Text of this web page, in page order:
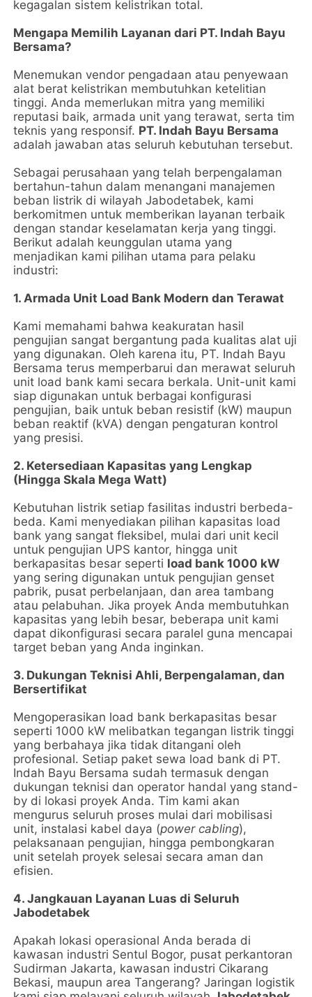
kegagalan sistem kelistrikan total.
Mengapa Memilih Layanan dari PT. Indah Bayu
Bersama?
Menemukan vendor pengadaan atau penyewaan
alat berat kelistrikan membutuhkan ketelitian
tinggi. Anda memerlukan mitra yang memiliki
reputasi baik, armada unit yang terawat, serta tim
teknis yang responsif. PT. Indah Bayu Bersama
adalah jawaban atas seluruh kebutuhan tersebut.
Sebagai perusahaan yang telah berpengalaman
bertahun-tahun dalam menangani manajemen
beban listrik di wilayah Jabodetabek, kami
berkomitmen untuk memberikan layanan terbaik
dengan standar keselamatan kerja yang tinggi.
Berikut adalah keunggulan utama yang
menjadikan kami pilihan utama para pelaku
industri:
1. Armada Unit Load Bank Modern dan Terawat
Kami memahami bahwa keakuratan hasil
pengujian sangat bergantung pada kualitas alat uji
yang digunakan. Oleh karena itu, PT. Indah Bayu
Bersama terus memperbarui dan merawat seluruh
unit load bank kami secara berkala. Unit-unit kami
siap digunakan untuk berbagai konfigurasi
pengujian, baik untuk beban resistif (kW) maupun
beban reaktif (kVA) dengan pengaturan kontrol
yang presisi.
2. Ketersediaan Kapasitas yang Lengkap
(Hingga Skala Mega Watt)
Kebutuhan listrik setiap fasilitas industri berbeda-
beda. Kami menyediakan pilihan kapasitas load
bank yang sangat fleksibel, mulai dari unit kecil
untuk pengujian UPS kantor, hingga unit
berkapasitas besar seperti load bank 1000 kW
yang sering digunakan untuk pengujian genset
pabrik, pusat perbelanjaan, dan area tambang
atau pelabuhan. Jika proyek Anda membutuhkan
kapasitas yang lebih besar, beberapa unit kami
dapat dikonfigurasi secara paralel guna mencapai
target beban yang Anda inginkan.
3. Dukungan Teknisi Ahli, Berpengalaman, dan
Bersertifikat
Mengoperasikan load bank berkapasitas besar
seperti 1000 kW melibatkan tegangan listrik tinggi
yang berbahaya jika tidak ditangani oleh
profesional. Setiap paket sewa load bank di PT.
Indah Bayu Bersama sudah termasuk dengan
dukungan teknisi dan operator handal yang stand-
by di lokasi proyek Anda. Tim kami akan
mengurus seluruh proses mulai dari mobilisasi
unit, instalasi kabel daya (power cabling),
pelaksanaan pengujian, hingga pembongkaran
unit setelah proyek selesai secara aman dan
efisien.
4. Jangkauan Layanan Luas di Seluruh
Jabodetabek
Apakah lokasi operasional Anda berada di
kawasan industri Sentul Bogor, pusat perkantoran
Sudirman Jakarta, kawasan industri Cikarang
Bekasi, maupun area Tangerang? Jaringan logistik